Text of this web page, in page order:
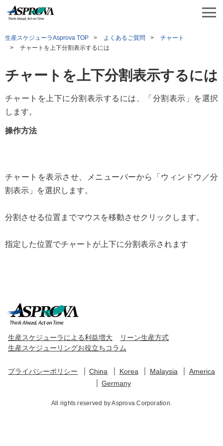
生産スケジューラAsprova TOP よくあるご質問
チャート
チャートを上下分割表示するには
チャートを上下分割表示するには
チャートを上下に分割表示するには、「分割表示」を選択
します。
操作方法
チャートを表示させ、メニューバーから「ウィンドウ／分
割表示」を選択します。
分割させる位置までマウスを移動させクリックします。
指定した位置でチャートが上下に分割表示されます
生産スケジューラによる利益増大
リーン生産方式
生産スケジューリングお役立ちコラム
プライバシーポリシー China Korea Malaysia
America
Germany
All rights reserved by Asprova Corporation.